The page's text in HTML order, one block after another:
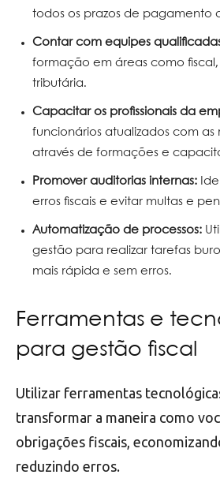
todos os prazos de pagamento
Contar com equipes
formação em áreas como
tributária.
Capacitar os profissionais da
funcionários atualizados com as
através de formações e
Promover auditorias internas:
erros fiscais e evitar multas e
Automatização de processos:
gestão para realizar tarefas
mais rápida e sem erros.
Ferramentas e
para gestão fiscal
Utilizar ferramentas
transformar a maneira como
obrigações fiscais,
reduzindo erros.